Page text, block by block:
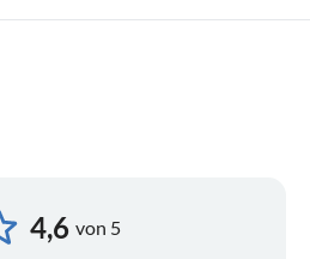
4,6 von 5